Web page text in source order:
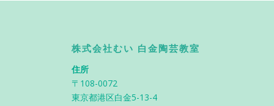
株式会社むい 白金陶芸教室
住所
〒108-0072
東京都港区白金5-13-4